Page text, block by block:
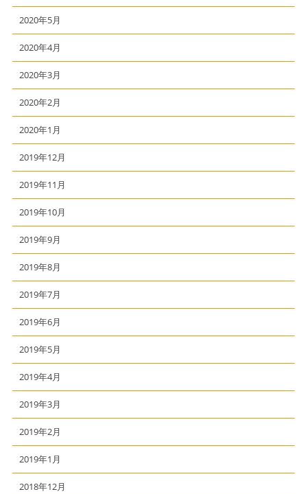
2020年5月
2020年4月
2020年3月
2020年2月
2020年1月
2019年12月
2019年11月
2019年10月
2019年9月
2019年8月
2019年7月
2019年6月
2019年5月
2019年4月
2019年3月
2019年2月
2019年1月
2018年12月